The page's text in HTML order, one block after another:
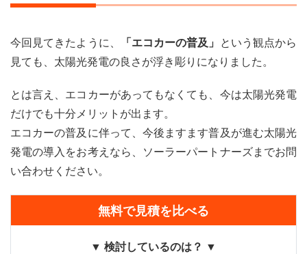
今回見てきたように、 「エコカーの普及」
という観点から
見ても、太陽光発電の良さが浮き彫りになりました。
とは言え、エコカーがあってもなくても、今は太陽光発電
だけでも十分メリットが出ます。
エコカーの普及に伴って、今後ますます普及が進む太陽光
発電の導入をお考えなら、ソーラーパートナーズまでお問
い合わせください。
無料で見積を比べる
▼ 検討しているのは？ ▼